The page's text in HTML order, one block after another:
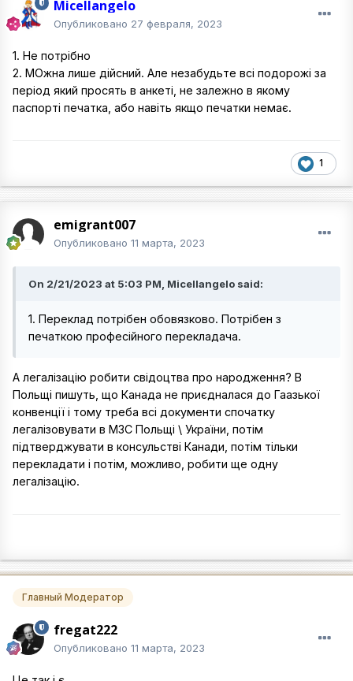
Micellangelo
Опубликовано 27 февраля, 2023
1. Не потрібно
2. МОжна лише дійсний. Але незабудьте всі подорожі за
період який просять в анкеті, не залежно в якому
паспорті печатка, або навіть якщо печатки немає.
1
emigrant007
Опубликовано 11 марта, 2023
On 2/21/2023 at 5:03 PM, Micellangelo said:
1. Переклад потрібен обовязково. Потрібен з
печаткою професійного перекладача.
А легалізацію робити свідоцтва про народження? В
Польщі пишуть, що Канада не приєдналася до Гаазької
конвенції і тому треба всі документи спочатку
легалізовувати в МЗС Польщі \ України, потім
підтверджувати в консульстві Канади, потім тільки
перекладати і потім, можливо, робити ще одну
легалізацію.
Главный Модератор
fregat222
Опубликовано 11 марта, 2023